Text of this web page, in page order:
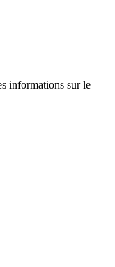
informations sur le